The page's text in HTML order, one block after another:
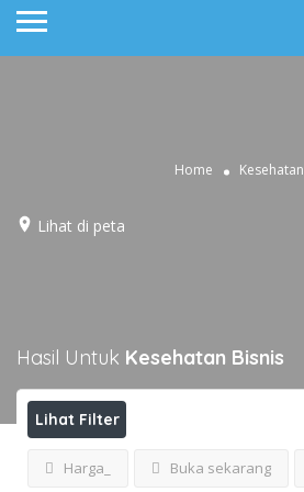
Home Kesehatan
Lihat di peta
Hasil Untuk Kesehatan Bisnis
Lihat Filter
Harga_ Buka sekarang